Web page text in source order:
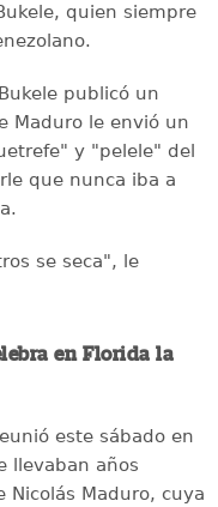
quien siempre
publicó un
Maduro le envió un
y "pelele" del
que nunca iba a
se seca", le
en Florida la
este sábado en
llevaban años
Nicolás Maduro, cuya